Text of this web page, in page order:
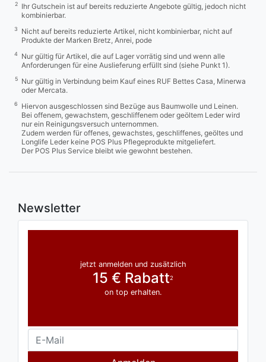
2
Ihr Gutschein ist auf bereits reduzierte Angebote gültig, jedoch nicht
kombinierbar.
3
Nicht auf bereits reduzierte Artikel, nicht kombinierbar, nicht auf
Produkte der Marken Bretz, Anrei, pode
4
Nur gültig für Artikel, die auf Lager vorrätig sind und wenn alle
Anforderungen für eine Auslieferung erfüllt sind (siehe Punkt 1).
5
Nur gültig in Verbindung beim Kauf eines RUF Bettes Casa, Minerwa
oder Mercata.
6
Hiervon ausgeschlossen sind Bezüge aus Baumwolle und Leinen.
Bei offenem, gewachstem, geschliffenem oder geöltem Leder wird
nur ein Reinigungsversuch unternommen.
Zudem werden für offenes, gewachstes, geschliffenes, geöltes und
Longlife Leder keine POS Plus Pflegeprodukte mitgeliefert.
Der POS Plus Service bleibt wie gewohnt bestehen.
Newsletter
jetzt anmelden und zusätzlich
15 € Rabatt2
on top erhalten.